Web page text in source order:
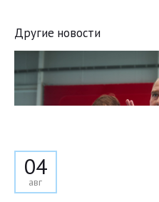
Другие новости
04
авг